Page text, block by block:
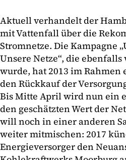
Aktuell verhandelt der
mit Vattenfall über die
Stromnetze. Die Kampagne
Unsere Netze“, die
wurde, hat 2013 im Rahmen
den Rückkauf der
Bis Mitte April wird nun ein
den geschätzten Wert der
will noch in einer anderen
weiter mitmischen: 2017
Energieversorger den